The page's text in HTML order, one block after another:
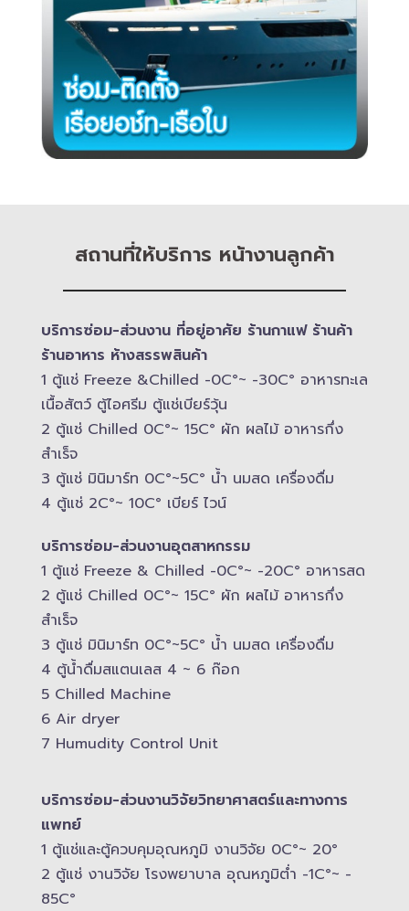
สถานที่ให้บริการ หน้างานลูกค้า
บริการซ่อม-​ส่วนงาน ที่อยู่อาศัย ร้านกาแฟ ร้านค้า
ร้านอาหาร ห้างสรรพสินค้า
1 ตู้แช่ Freeze &​Chilled -​0C°~ -​30C° อาหารทะเล
เนื้อสัตว์ ตู้ไอศรีม ตู้แช่เบียร์วุ้น
2 ตู้แช่ Chilled​ 0C°~ 15C° ผัก ผลไม้ อาหารกึ่ง
สำเร็จ
3 ตู้แช่​ มินิมาร์ท 0C°~5C° น้ำ นมสด เครื่องดื่ม
4 ตู้แช่ 2C°~ 10​C° เบียร์ ไวน์
บริการซ่อม-​ส่วนงานอุตสาหกรรม
1 ตู้แช่ Freeze &​ Chilled -​0C°~ -​20C° อาหารสด
2 ตู้แช่ Chilled​ 0C°~ 15C° ผัก ผลไม้ อาหารกึ่ง
สำเร็จ
3 ตู้แช่​ มินิมาร์ท 0C°~5C° น้ำ นมสด เครื่องดื่ม
4 ตู้น้ำดื่มสแตนเลส​ 4 ~ 6 ก๊อก
5 Chilled Mac​hine
6 Air dryer
7 Humudity Control Unit
บริการซ่อม-​ส่วนงานวิจัยวิทยาศาสตร์และทางการ
แพทย์
1 ตู้แช่และตู้ควบคุม​อุณหภูมิ​ งานวิจัย 0C°~ 20°
2 ตู้แช่ งานวิจัย โรงพยาบาล อุณหภูมิ​ต่ำ -​1C°~ -​
85C°